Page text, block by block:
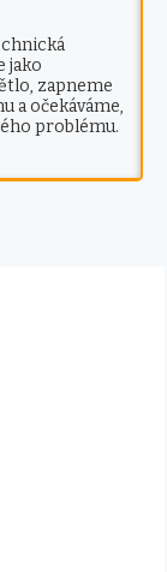
jako
zapneme
a očekáváme,
problému.